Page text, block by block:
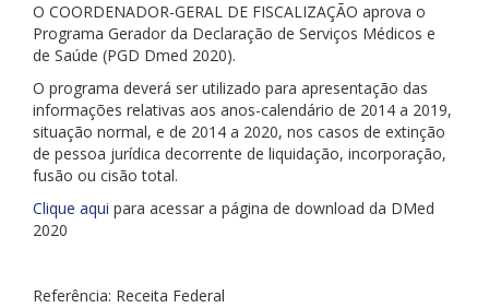
O COORDENADOR-GERAL DE FISCALIZAÇÃO aprova o
Programa Gerador da Declaração de Serviços Médicos e
de Saúde (PGD Dmed 2020).
O programa deverá ser utilizado para apresentação das
informações relativas aos anos-calendário de 2014 a 2019,
situação normal, e de 2014 a 2020, nos casos de extinção
de pessoa jurídica decorrente de liquidação, incorporação,
fusão ou cisão total.
Clique aqui para acessar a página de download da DMed
2020
Referência: Receita Federal